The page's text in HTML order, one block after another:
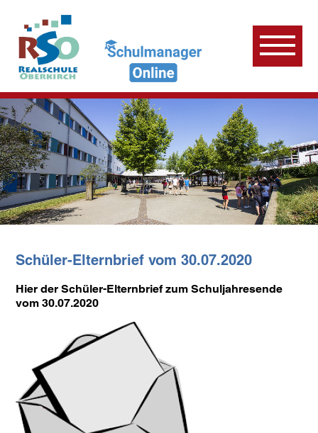
Schüler-Elternbrief vom 30.07.2020
Hier der Schüler-Elternbrief zum Schuljahresende
vom 30.07.2020